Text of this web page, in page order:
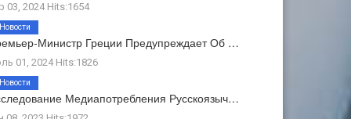
03, 2024 Hits:1654
Министр Греции Предупреждает Об …
01, 2024 Hits:1826
Новости
Медиапотребления Русскоязыч…
Новости